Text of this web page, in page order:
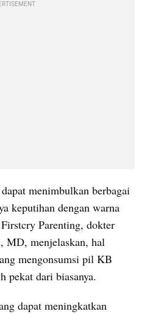
menimbulkan berbagai
keputihan dengan warna
Parenting, dokter
MD, menjelaskan, hal
mengonsumsi pil KB
pekat dari biasanya.
dapat meningkatkan